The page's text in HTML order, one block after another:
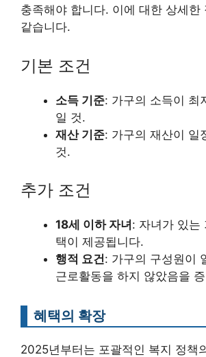
충족해야 합니다. 이에 대한 상세한
같습니다.
기본 조건
소득 기준: 가구의 소득이 최
일 것.
재산 기준: 가구의 재산이 일
것.
추가 조건
18세 이하 자녀 : 자녀가 있는
택이 제공됩니다.
행적 요건: 가구의 구성원이
근로활동을 하지 않았음을
혜택의 확장
2025년부터는 포괄적인 복지 정책